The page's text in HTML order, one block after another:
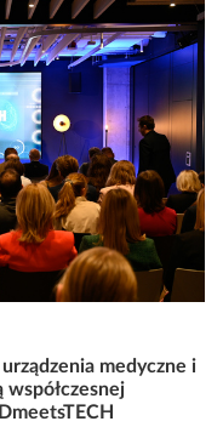
medyczne i